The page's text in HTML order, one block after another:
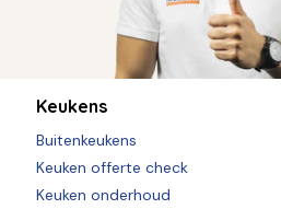
Keukens
Buitenkeukens
Keuken offerte check
Keuken onderhoud